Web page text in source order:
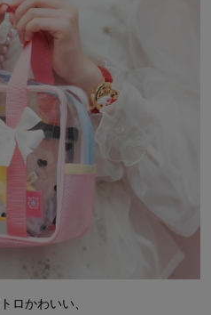
ロかわいい、